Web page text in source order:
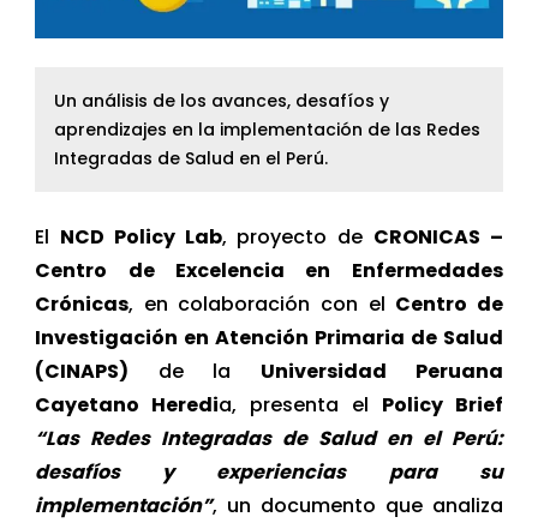
Un análisis de los avances, desafíos y
aprendizajes en la implementación de las Redes
Integradas de Salud en el Perú.
El NCD Policy Lab, proyecto de CRONICAS –
Centro de Excelencia en Enfermedades
Crónicas, en colaboración con el Centro de
Investigación en Atención Primaria de Salud
(CINAPS) de la Universidad Peruana
Cayetano Heredia, presenta el Policy Brief
“Las Redes Integradas de Salud en el Perú:
desafíos y experiencias para su
implementación”, un documento que analiza